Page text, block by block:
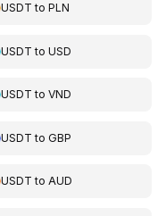
USDT toPLN
USDT toUSD
USDT toVND
USDT toGBP
USDT toAUD